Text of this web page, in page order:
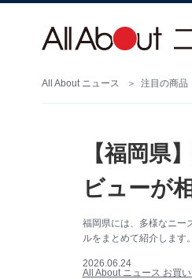
All About ニュース 注目の商品
【福岡県
ビューが
福岡県には、多様なニー
ルをまとめて紹介します
2026.06.24
All About ニュース お買